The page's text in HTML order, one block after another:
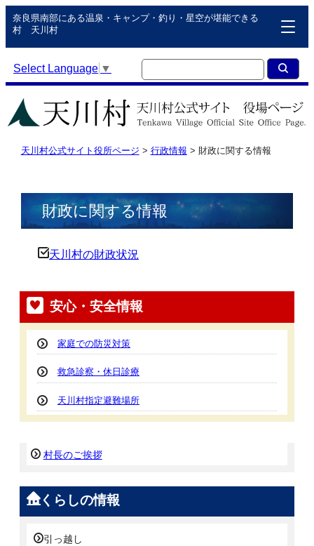
奈良県南部にある温泉・キャンプ・釣り・星空が堪能できる
村 天川村
Select Language ▼
天川村公式サイト役所ページ > 行政情報 > 財政に関する情報
財政に関する情報
天川村の財政状況
安心・安全情報
家庭での防災対策
救急診察・休日診療
天川村指定避難場所
村長のご挨拶
くらしの情報
引っ越し